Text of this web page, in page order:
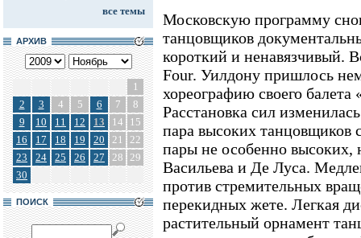
все темы
АРХИВ
1
2
3 4 5 6 7
8
9
10 11 12 13 14
15
16
17 18 19 20 21
22
23
24 25 26 27 28 29
30
ПОИСК
Московскую программу
танцовщиков
короткий и ненавязчивый.
Four. Уилдону пришлось
хореографию своего балета
Расстановка сил
пара высоких танцовщиков
пары не особенно высоких,
Васильева и Де Луса.
против стремительных
перекидных жете. Легкая
растительный орнамент